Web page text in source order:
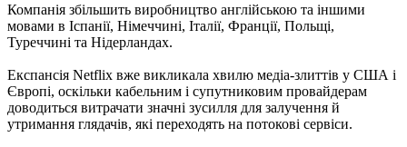
Компанія збільшить виробництво англійською та іншими
мовами в Іспанії, Німеччині, Італії, Франції, Польщі,
Туреччині та Нідерландах.
Експансія Netflix вже викликала хвилю медіа-злиттів у США і
Європі, оскільки кабельним і супутниковим провайдерам
доводиться витрачати значні зусилля для залучення й
утримання глядачів, які переходять на потокові сервіси.